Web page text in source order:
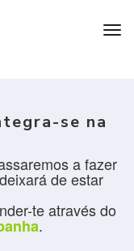
se na
a fazer
de estar
te através do
.